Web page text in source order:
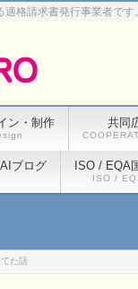
格請求書発行事業者です。
ン・制作 共同
ブログ ISO / EQA
ISO /
た話